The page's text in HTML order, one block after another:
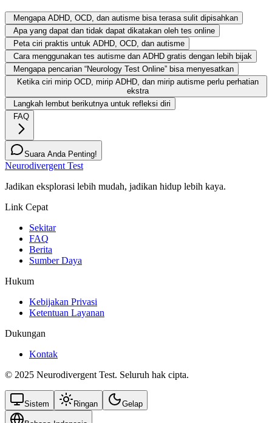
Mengapa ADHD, OCD, dan autisme bisa terasa sulit dipisahkan
Apa yang dapat dan tidak dapat dikatakan oleh tes online
Peta ciri praktis untuk ADHD, OCD, dan autisme
Cara menggunakan tes autisme dan ADHD gratis dengan lebih bijak
Mengapa pencarian “Neurology Test Online” bisa menyesatkan
Ketika ciri mirip OCD, mirip ADHD, dan mirip autisme perlu perhatian
ekstra
Langkah lembut berikutnya untuk refleksi diri
FAQ
Suara Anda Penting!
Neurodivergent Test
Jadikan eksplorasi lebih mudah, jadikan hidup lebih kaya.
Link Cepat
Sekitar
FAQ
Berita
Sumber Daya
Hukum
Kebijakan Privasi
Ketentuan Layanan
Dukungan
Kontak
© 2025 Neurodivergent Test. Seluruh hak cipta.
Sistem Ringan Gelap